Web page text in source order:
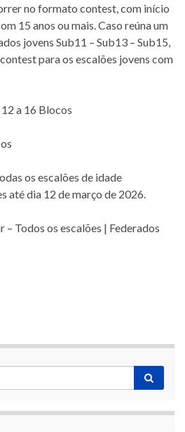
no formato contest, com início
15 anos ou mais. Caso reúna um
jovens Sub11 – Sub13 – Sub15,
para os escalões jovens com
a 16 Blocos
os escalões de idade
até dia 12 de março de 2026.
– Todos os escalões | Federados